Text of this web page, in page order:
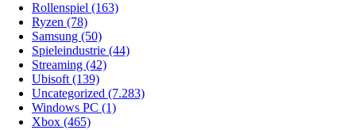
Rollenspiel (163)
Ryzen (78)
Samsung (50)
Spieleindustrie (44)
Streaming (42)
Ubisoft (139)
Uncategorized (7.283)
Windows PC (1)
Xbox (465)